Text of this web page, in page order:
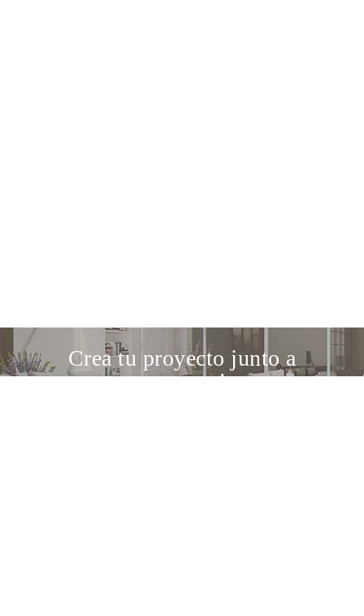
Crea tu proyecto junto a
nosotros!